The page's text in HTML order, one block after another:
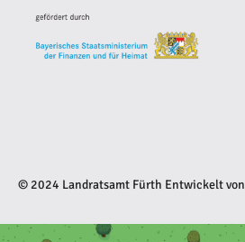
© 2024 Landratsamt Fürth Entwickelt von